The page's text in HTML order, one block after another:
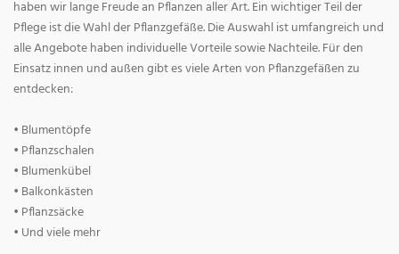
haben wir lange Freude an Pflanzen aller Art. Ein wichtiger Teil der
Pflege ist die Wahl der Pflanzgefäße. Die Auswahl ist umfangreich und
alle Angebote haben individuelle Vorteile sowie Nachteile. Für den
Einsatz innen und außen gibt es viele Arten von Pflanzgefäßen zu
entdecken:
• Blumentöpfe
• Pflanzschalen
• Blumenkübel
• Balkonkästen
• Pflanzsäcke
• Und viele mehr